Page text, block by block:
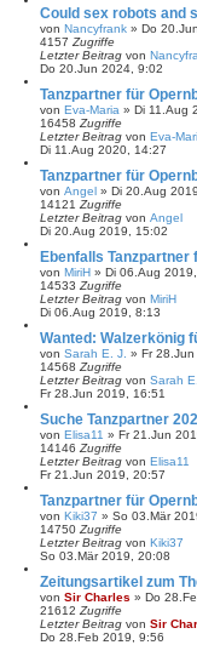
Could sex robots and
von Nancyfrank » Do
4157 Zugriffe
Letzter Beitrag von
Do 20.Jun 2024, 9:02
Tanzpartner für
von Eva-Maria » Di 11.Aug
16458 Zugriffe
Letzter Beitrag von Eva-
Di 11.Aug 2020, 14:27
Tanzpartner für
von Angel » Di 20.Aug
14121 Zugriffe
Letzter Beitrag von Angel
Di 20.Aug 2019, 15:02
Ebenfalls Tanzpartner
von MiriH » Di 06.Aug
14533 Zugriffe
Letzter Beitrag von MiriH
Di 06.Aug 2019, 8:13
Wanted: Walzerkönig
von Sarah E. J. » Fr
14568 Zugriffe
Letzter Beitrag von Sarah
Fr 28.Jun 2019, 16:51
Suche Tanzpartner
von Elisa11 » Fr 21.Jun
14146 Zugriffe
Letzter Beitrag von Elisa11
Fr 21.Jun 2019, 20:57
Tanzpartner für
von Kiki37 » So 03.Mär
14750 Zugriffe
Letzter Beitrag von Kiki37
So 03.Mär 2019, 20:08
Zeitungsartikel zum
von Sir Charles » Do
21612 Zugriffe
Letzter Beitrag von Sir
Do 28.Feb 2019, 9:56